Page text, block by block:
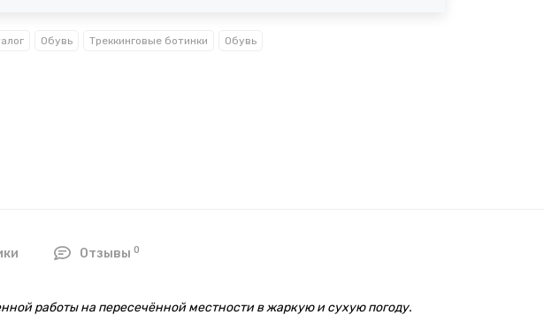
Обувь Треккинговые ботинки Обувь
Отзывы 0
работы на пересечённой местности в жаркую и сухую погоду.